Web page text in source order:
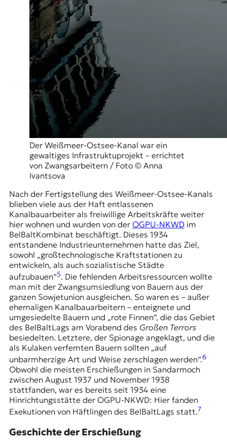
Der Weißmeer-Ostsee-Kanal war ein
gewaltiges Infrastruktuprojekt – errichtet
von Zwangsarbeitern / Foto © Anna
Ivantsova
Nach der Fertigstellung des Weißmeer-Ostsee-Kanals
blieben viele aus der Haft entlassenen
Kanalbauarbeiter als freiwillige Arbeitskräfte weiter
hier wohnen und wurden von der OGPU-NKWDim
BelBaltKombinat beschäftigt. Dieses 1934
entstandene Industrieunternehmen hatte das Ziel,
sowohl „großtechnologische Kraftstationen zu
entwickeln, als auch sozialistische Städte
aufzubauen“5. Die fehlenden Arbeitsressourcen wollte
man mit der Zwangsumsiedlung von Bauern aus der
ganzen Sowjetunion ausgleichen. So waren es – außer
ehemaligen Kanalbauarbeitern – enteignete und
umgesiedelte Bauern und „rote Finnen“, die das Gebiet
des BelBaltLags am Vorabend des Großen Terrors
besiedelten. Letztere, der Spionage angeklagt, und die
als Kulaken verfemten Bauern sollten „auf
unbarmherzige Art und Weise zerschlagen werden“.6
Obwohl die meisten Erschießungen in Sandarmoch
zwischen August 1937 und November 1938
stattfanden, war es bereits seit 1934 eine
Hinrichtungsstätte der OGPU-NKWD: Hier fanden
Exekutionen von Häftlingen des BelBaltLags statt.7
Geschichte der Erschießung